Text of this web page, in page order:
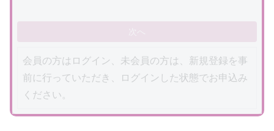
会員の方はログイン、未会員の方は、新規登録を事
前に行っていただき、ログインした状態でお申込み
ください。